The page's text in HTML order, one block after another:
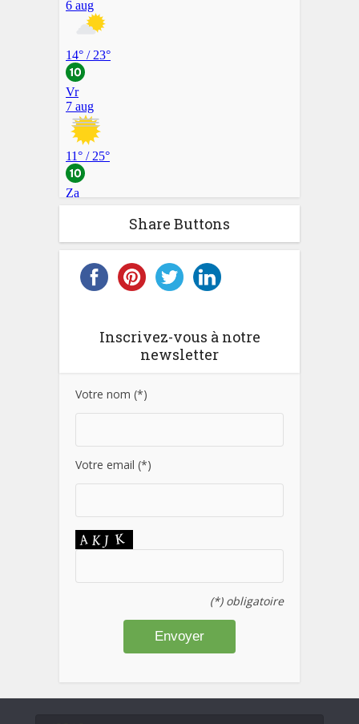
Share Buttons
Inscrivez-vous à notre
newsletter
Votre nom (*)
Votre email (*)
(*) obligatoire